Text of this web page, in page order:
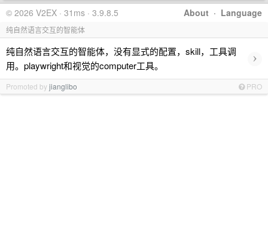
About · Language
© 2026 V2EX · 31ms · 3.9.8.5
纯自然语言交互的智能体
纯自然语言交互的智能体，没有显式的配置，skill，工具调
用。playwright和视觉的computer工具。
›
Promoted byjianglibo PRO